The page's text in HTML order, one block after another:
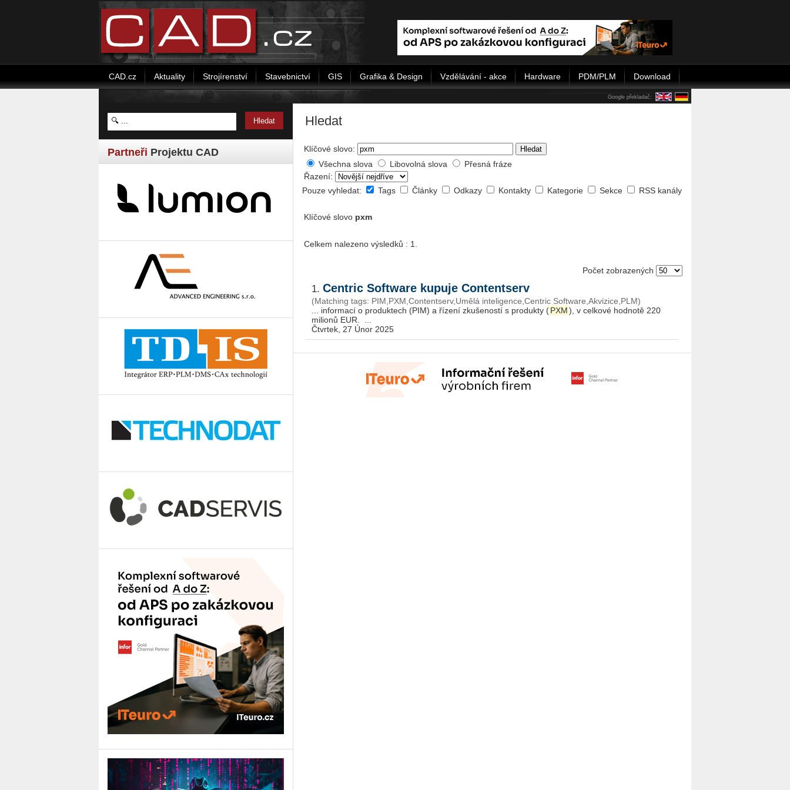
CAD.cz Aktuality Strojírenství Stavebnictví GIS Grafika & Design Vzdělávání - akce Hardware PDM/PLM Download
Google překladač:
Partneři Projektu CAD
Hledat
Klíčové slovo: Hledat
Všechna slova Libovolná slova
Přesná fráze
Řazení:
Pouze vyhledat:
Tags Články Odkazy Kontakty Kategorie Sekce RSS kanály
Klíčové slovo pxm
Celkem nalezeno výsledků : 1.
Počet zobrazených
1. Centric Software kupuje Contentserv
(Matching tags: PIM,PXM,Contentserv,Umělá inteligence,Centric Software,Akvizice,PLM)
... in­for­ma­cí o pro­duk­tech (PIM) a ří­ze­ní zku­še­nos­tí s pro­duk­ty ( PXM), v cel­ko­vé hod­no­tě 220
Čtvrtek, 27 Únor 2025